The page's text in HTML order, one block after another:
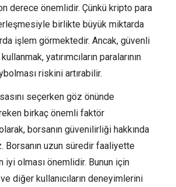
derece önemlidir. Çünkü kripto para
birlikte büyük miktarda
işlem görmektedir. Ancak, güvenli
yatırımcıların paralarının
riskini artırabilir.
seçerken göz önünde
birkaç önemli faktör
borsanın güvenilirliği hakkında
uzun süredir faaliyette
iyi olması önemlidir. Bunun için
diğer kullanıcıların deneyimlerini